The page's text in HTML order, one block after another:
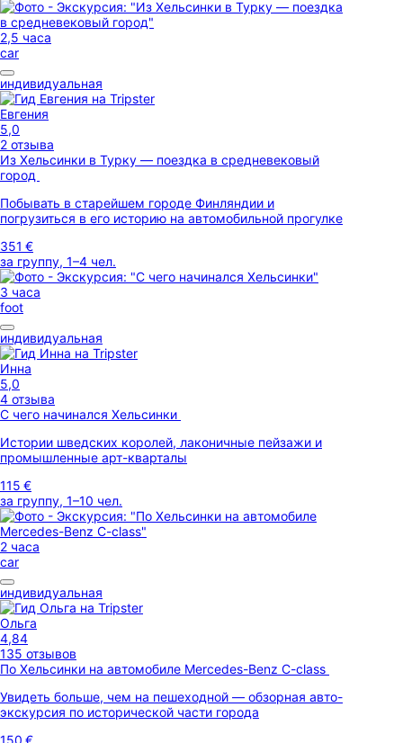
2,5 часа
car
индивидуальная
Евгения
5,0
2 отзыва
Из Хельсинки в Турку — поездка в средневековый
город
Побывать в старейшем городе Финляндии и
погрузиться в его историю на автомобильной прогулке
351 €
за группу, 1–4 чел.
3 часа
foot
индивидуальная
Инна
5,0
4 отзыва
С чего начинался Хельсинки
Истории шведских королей, лаконичные пейзажи и
промышленные арт-кварталы
115 €
за группу, 1–10 чел.
2 часа
car
индивидуальная
Ольга
4,84
135 отзывов
По Хельсинки на автомобиле Merсedes-Benz C-class
Увидеть больше, чем на пешеходной — обзорная авто-
экскурсия по исторической части города
150 €